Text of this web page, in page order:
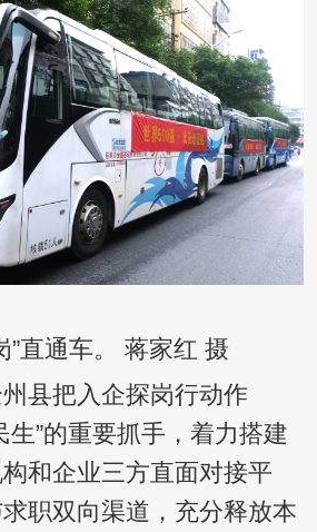
”直通车。 蒋家红 摄
把入企探岗行动作
生”的重要抓手，着力搭建
和企业三方直面对接平
职双向渠道，充分释放本